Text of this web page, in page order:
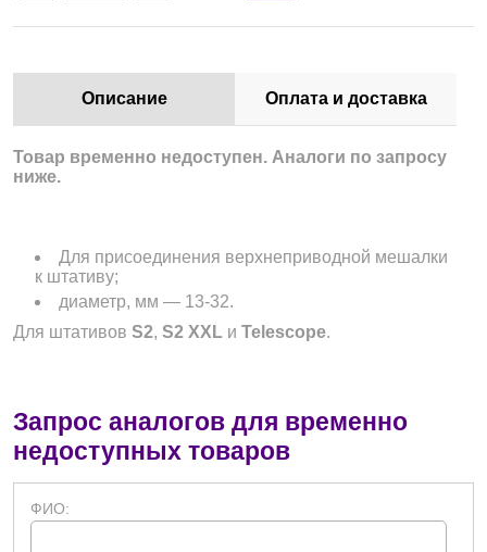
Описание Оплата и доставка
Товар временно недоступен. Аналоги по запросу
ниже.
Для присоединения верхнеприводной мешалки
к штативу;
диаметр, мм — 13-32.
Для штативов S2, S2 XXL и Telescope.
Запрос аналогов для временно
недоступных товаров
ФИО: